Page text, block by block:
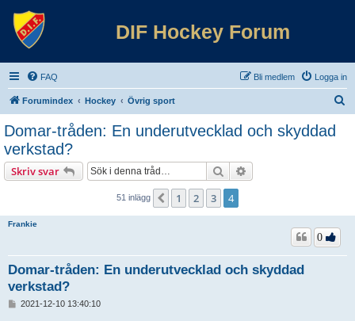
DIF Hockey Forum
FAQ Logga in
Bli medlem
Forumindex Hockey Övrig sport
Domar-tråden: En underutvecklad och skyddad
verkstad?
Skriv svar Sök
51 inlägg Föregående
1 2 3 4
Frankie
Domar-tråden: En underutvecklad och skyddad
verkstad?
0
2021-12-10 13:40:10